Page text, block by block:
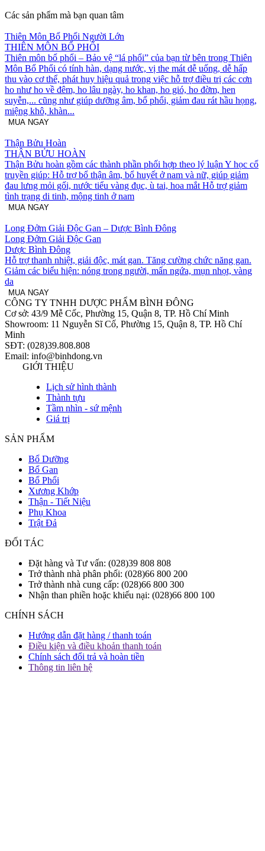
Các sản phẩm mà bạn quan tâm
Thiên Môn Bổ Phổi Người Lớn
THIÊN MÔN BỔ PHỔI
Thiên môn bổ phổi – Bảo vệ “lá phổi” của bạn từ bên trong Thiên
Môn Bổ Phổi có tính hàn, dạng nước, vị the mát dễ uống, dễ hấp
thu vào cơ thể, phát huy hiệu quả trong việc hỗ trợ điều trị các cơn
ho như ho về đêm, ho lâu ngày, ho khan, ho gió, ho đờm, hen
suyễn,... cũng như giúp dưỡng âm, bổ phổi, giảm đau rát hầu họng,
miệng khô, khàn...
MUA NGAY
Thận Bửu Hoàn
THẬN BỬU HOÀN
Thận Bửu hoàn gồm các thành phần phối hợp theo lý luận Y học cổ
truyền giúp: Hỗ trợ bổ thận âm, bổ huyết ở nam và nữ, giúp giảm
đau lưng mỏi gối, nước tiểu vàng đục, ù tai, hoa mắt Hỗ trợ giảm
tình trạng di tinh, mộng tinh ở nam
MUA NGAY
Long Đởm Giải Độc Gan – Dược Bình Đông
Long Đởm Giải Độc Gan
Dược Bình Đông
Hỗ trợ thanh nhiệt, giải độc, mát gan. Tăng cường chức năng gan.
Giảm các biểu hiện: nóng trong người, mẩn ngứa, mụn nhọt, vàng
da
MUA NGAY
CÔNG TY TNHH DƯỢC PHẨM BÌNH ĐÔNG
Cơ sở: 43/9 Mễ Cốc, Phường 15, Quận 8, TP. Hồ Chí Minh
Showroom: 11 Nguyễn Sĩ Cố, Phường 15, Quận 8, TP. Hồ Chí
Minh
SĐT: (028)39.808.808
Email: info@binhdong.vn
GIỚI THIỆU
Lịch sử hình thành
Thành tựu
Tầm nhìn - sứ mệnh
Giá trị
SẢN PHẨM
Bổ Dưỡng
Bổ Gan
Bổ Phổi
Xương Khớp
Thận - Tiết Niệu
Phụ Khoa
Trật Đả
ĐỐI TÁC
Đặt hàng và Tư vấn: (028)39 808 808
Trở thành nhà phân phối: (028)66 800 200
Trở thành nhà cung cấp: (028)66 800 300
Nhận than phiền hoặc khiếu nại: (028)66 800 100
CHÍNH SÁCH
Hướng dẫn đặt hàng / thanh toán
Điều kiện và điều khoản thanh toán
Chính sách đổi trả và hoàn tiền
Thông tin liên hệ